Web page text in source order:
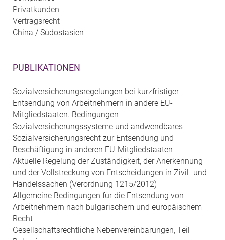
Privatkunden
Vertragsrecht
China / Südostasien
PUBLIKATIONEN
Sozialversicherungsregelungen bei kurzfristiger
Entsendung von Arbeitnehmern in andere EU-
Mitgliedstaaten. Bedingungen
Sozialversicherungssysteme und andwendbares
Sozialversicherungsrecht zur Entsendung und
Beschäftigung in anderen EU-Mitgliedstaaten
Aktuelle Regelung der Zuständigkeit, der Anerkennung
und der Vollstreckung von Entscheidungen in Zivil- und
Handelssachen (Verordnung 1215/2012)
Allgemeine Bedingungen für die Entsendung von
Arbeitnehmern nach bulgarischem und europäischem
Recht
Gesellschaftsrechtliche Nebenvereinbarungen, Teil